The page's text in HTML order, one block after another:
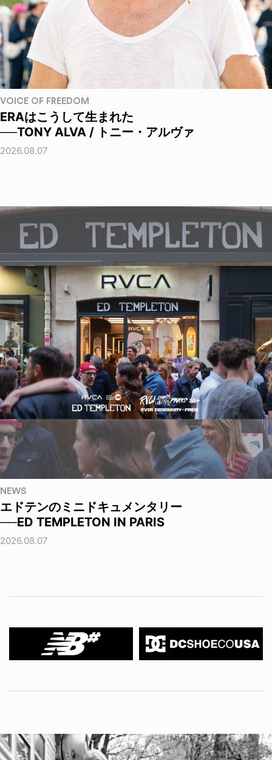
VOICE OF FREEDOM
ERAはこうして生まれた
──TONY ALVA / トニー・アルヴァ
2026.08.07
NEWS
エドテンのミニドキュメンタリー
──ED TEMPLETON IN PARIS
2026.08.07